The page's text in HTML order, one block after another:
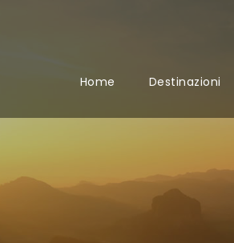
Home Destinazioni